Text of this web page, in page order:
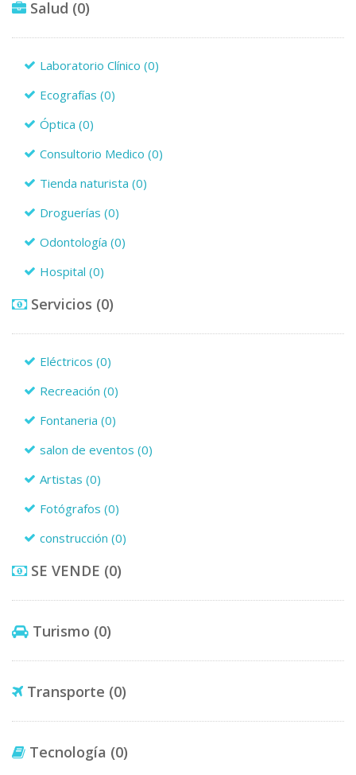
Salud (0)
Laboratorio Clínico
(0)
Ecografías
(0)
Óptica
(0)
Consultorio Medico
(0)
Tienda naturista
(0)
Droguerías
(0)
Odontología
(0)
Hospital
(0)
Servicios (0)
Eléctricos
(0)
Recreación
(0)
Fontaneria
(0)
salon de eventos
(0)
Artistas
(0)
Fotógrafos
(0)
construcción
(0)
SE VENDE (0)
Turismo (0)
Transporte (0)
Tecnología (0)